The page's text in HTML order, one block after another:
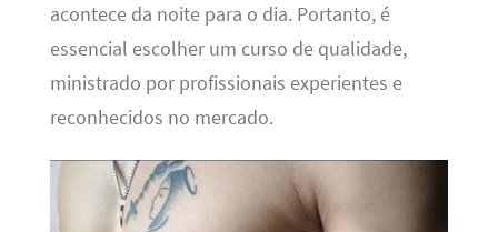
acontece da noite para o dia. Portanto, é
essencial escolher um curso de qualidade,
ministrado por profissionais experientes e
reconhecidos no mercado.